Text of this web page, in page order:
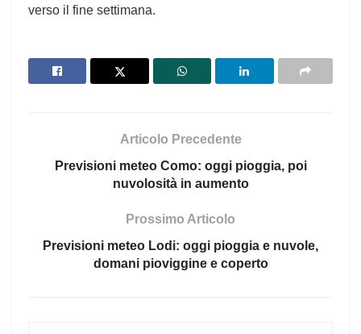
verso il fine settimana.
Articolo Precedente
Previsioni meteo Como: oggi pioggia, poi
nuvolosità in aumento
Prossimo Articolo
Previsioni meteo Lodi: oggi pioggia e nuvole,
domani pioviggine e coperto